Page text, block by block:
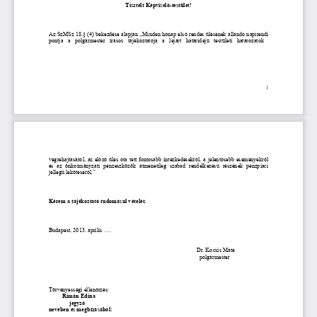
Tisztelt Képviselő-testület!
Az SzMSz 18.§ (4) bekezdése alapján „Minden hónap első rendes ülésének állandó napirendi
pontja   a   polgármester   írásos   tájékoztatója   a   lejárt   határidejű   testületi   határozatok
1
végrehajtásáról, az előző ülés óta tett fontosabb intézkedésekről, a jelentősebb eseményekről
és   az   önkormányzati   pénzeszközök   átmenetileg   szabad   rendelkezésű   részének   pénzpiaci
jellegű lekötéséről.”
Kérem a tájékoztató tudomásul vételét.
Budapest, 2013. április ....
Dr. Kocsis Máté
  polgármester
Törvényességi ellenőrzés:
Rimán Edina
jegyző
nevében és megbízásából: